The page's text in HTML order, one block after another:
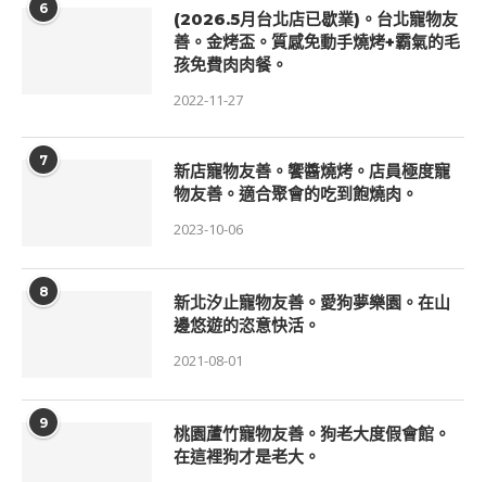
6
(2026.5月台北店已歇業)。台北寵物友
善。金烤盃。質感免動手燒烤+霸氣的毛
孩免費肉肉餐。
2022-11-27
7
新店寵物友善。饗醬燒烤。店員極度寵
物友善。適合聚會的吃到飽燒肉。
2023-10-06
8
新北汐止寵物友善。愛狗夢樂園。在山
邊悠遊的恣意快活。
2021-08-01
9
桃園蘆竹寵物友善。狗老大度假會館。
在這裡狗才是老大。